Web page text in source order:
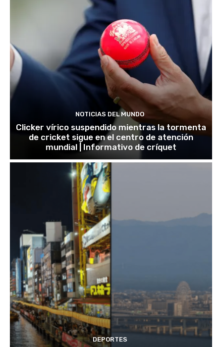
NOTICIAS DEL MUNDO
Clicker vírico suspendido mientras la tormenta
de cricket sigue en el centro de atención
mundial | Informativo de críquet
DEPORTES